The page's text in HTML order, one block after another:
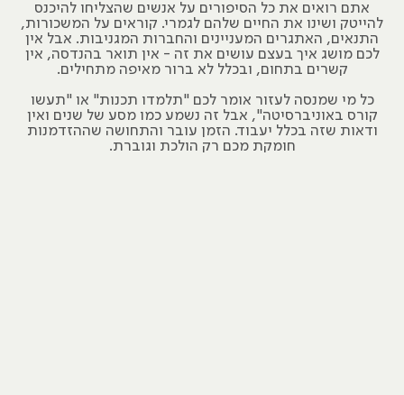
אתם רואים את כל הסיפורים על אנשים שהצליחו להיכנס
להייטק ושינו את החיים שלהם לגמרי. קוראים על המשכורות,
התנאים, האתגרים המעניינים והחברות המגניבות. אבל אין
לכם מושג איך בעצם עושים את זה - אין תואר בהנדסה, אין
קשרים בתחום, ובכלל לא ברור מאיפה מתחילים.
כל מי שמנסה לעזור אומר לכם "תלמדו תכנות" או "תעשו
קורס באוניברסיטה", אבל זה נשמע כמו מסע של שנים ואין
ודאות שזה בכלל יעבוד. הזמן עובר והתחושה שההזדמנות
חומקת מכם רק הולכת וגוברת.